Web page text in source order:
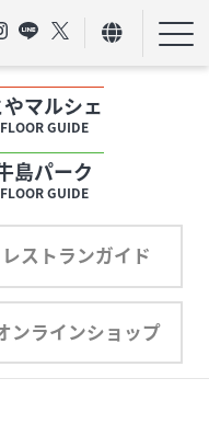
やマルシェ
FLOOR GUIDE
島パーク
FLOOR GUIDE
レストランガイド
ンラインショップ
ト